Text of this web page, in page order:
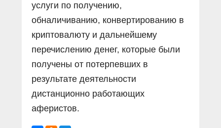
услуги по получению,
обналичиванию, конвертированию в
криптовалюту и дальнейшему
перечислению денег, которые были
получены от потерпевших в
результате деятельности
дистанционно работающих
аферистов.